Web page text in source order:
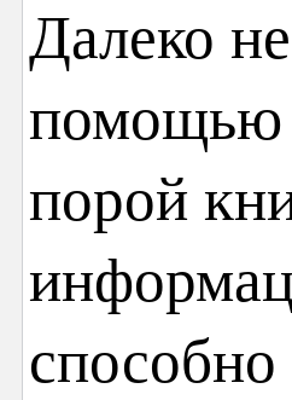
Далеко
помощью
порой